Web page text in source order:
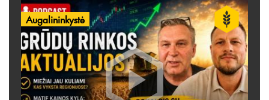
Augalininkystė